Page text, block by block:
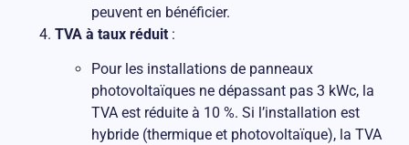
peuvent en bénéficier.
TVA à taux réduit :
Pour les installations de panneaux
photovoltaïques ne dépassant pas 3 kWc, la
TVA est réduite à 10 %. Si l’installation est
hybride (thermique et photovoltaïque), la TVA